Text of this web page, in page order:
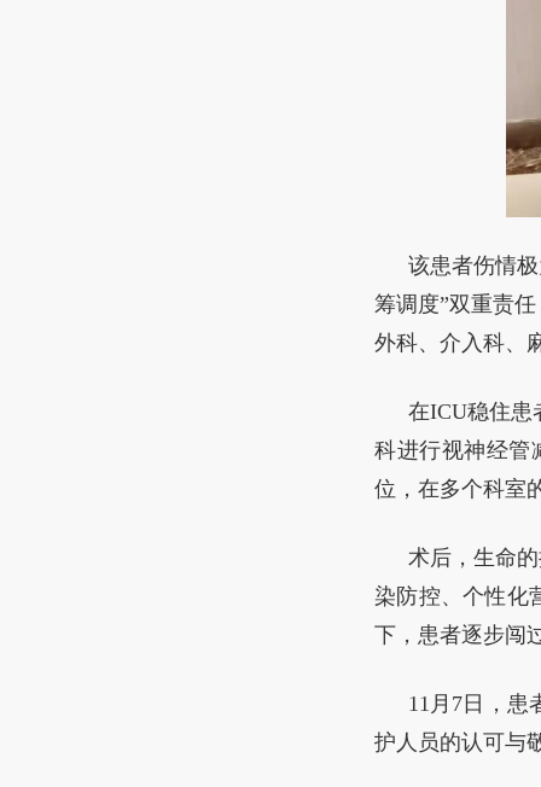
该患者伤情
筹调度”双重责
外科、介入科、
在ICU稳住患
科进行视神经管
位，在多个科室
术后，生命
染防控、个性化
下，患者逐步闯
11月7日，患
护人员的认可与